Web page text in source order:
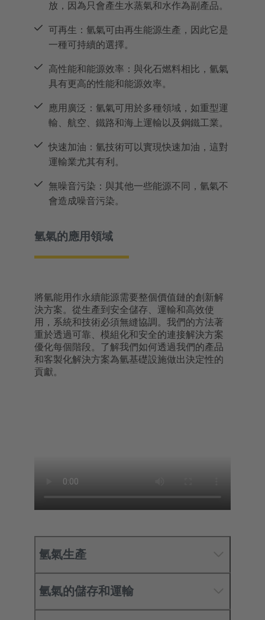
放，因為只會產生水蒸氣和水作為副產品。
可再生：氫氣可由再生能源生產，因此它是
一種可持續的選擇。
高性能和能源效率：與化石燃料相比，氫氣
具有更高的性能和能源效率。
應用廣泛：氫氣可用於多種領域，如重型運
輸、航空、鐵路和海上運輸以及鋼鐵工業。
快速加油：氫技術可以實現快速加油，這對
運輸業尤其有利。
無噪音污染：與其他一些能源不同，氫氣不
會造成噪音污染。
氫氣的應用領域
將氫能用作永續能源需要整個價值鏈的創新解
決方案。從生產到安全儲存、運輸和高效使
用，系統和技術必須無縫協調。我們的方法著
重於透過可靠、模組化和安全的連接解決方案
優化每個階段。了解我們如何透過我們的產品
和客製化解決方案為氫基礎設施做出決定性的
貢獻。
氫氣生產
氫氣的儲存和運輸